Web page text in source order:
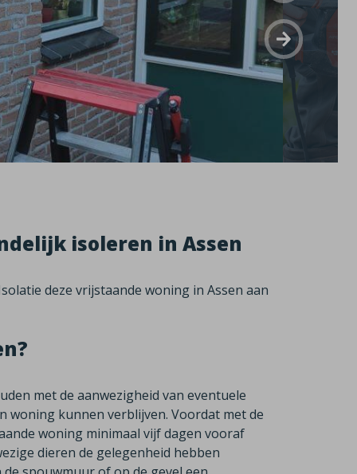
isoleren in Assen
deze vrijstaande woning in Assen aan
met de aanwezigheid van eventuele
woning kunnen verblijven. Voordat met de
woning minimaal vijf dagen vooraf
dieren de gelegenheid hebben